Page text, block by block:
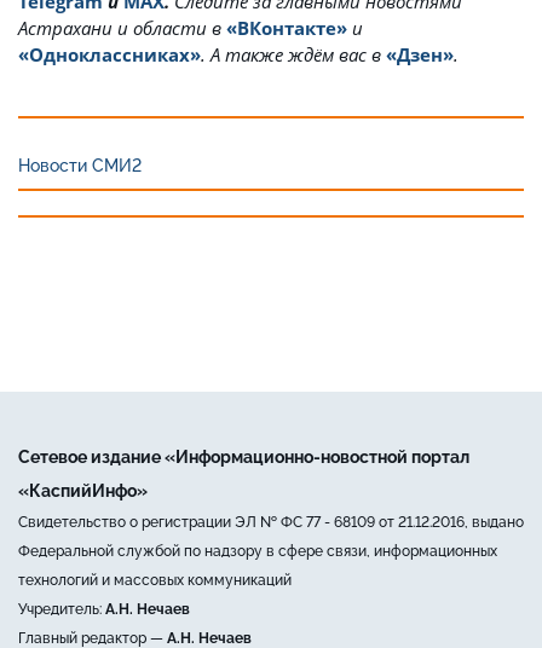
Астрахани и области в «ВКонтакте» и
«Одноклассниках». А также ждём вас в «Дзен».
Новости СМИ2
Сетевое издание «Информационно-новостной портал
«КаспийИнфо»
Свидетельство о регистрации ЭЛ № ФС 77 - 68109 от 21.12.2016, выдано
Федеральной службой по надзору в сфере связи, информационных
технологий и массовых коммуникаций
Учредитель: А.Н. Нечаев
Главный редактор — А.Н. Нечаев